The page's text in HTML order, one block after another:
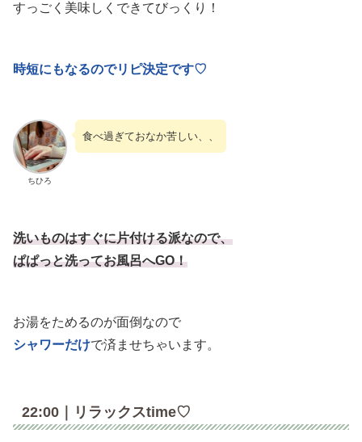
すっごく美味しくできてびっくり！
時短にもなるのでリピ決定です♡
ちひろ
食べ過ぎておなか苦しい、、
洗いものはすぐに片付ける派なので、
ぱぱっと洗ってお風呂へGO！
お湯をためるのが面倒なので
シャワーだけで済ませちゃいます。
22:00｜リラックスtime♡